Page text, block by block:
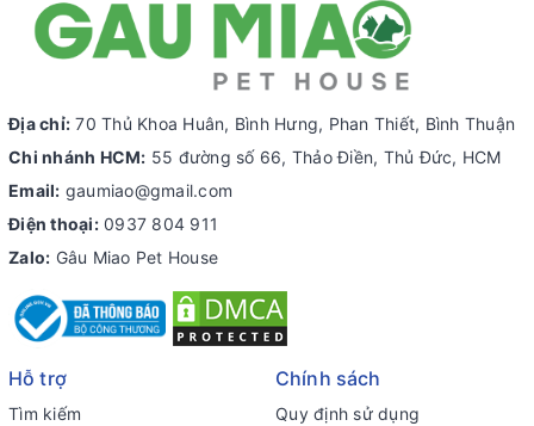
Địa chỉ: 70 Thủ Khoa Huân, Bình Hưng, Phan Thiết, Bình Thuận
Chi nhánh HCM: 55 đường số 66, Thảo Điền, Thủ Đức, HCM
Email: gaumiao@gmail.com
Điện thoại: 0937 804 911
Zalo: Gâu Miao Pet House
Hỗ trợ
Tìm kiếm
Chính sách
Quy định sử dụng